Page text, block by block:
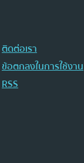
ติดต่อเรา
ข้อตกลงในการใช้งาน
RSS